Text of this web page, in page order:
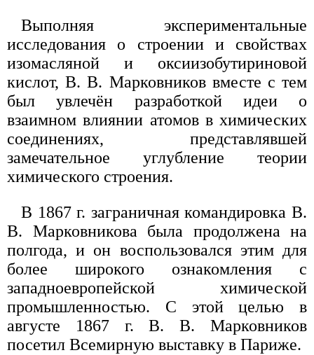
Выполняя экспериментальные
исследования о строении и свойствах
изомасляной и оксиизобутириновой
кислот, В. В. Марковников вместе с тем
был увлечён разработкой идеи о
взаимном влиянии атомов в химических
соединениях, представлявшей
замечательное углубление теории
химического строения.
В 1867 г. заграничная командировка В.
В. Марковникова была продолжена на
полгода, и он воспользовался этим для
более широкого ознакомления с
западноевропейской химической
промышленностью. С этой целью в
августе 1867 г. В. В. Марковников
посетил Всемирную выставку в Париже.